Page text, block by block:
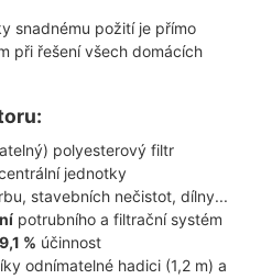
snadnému požití je přímo
při řešení všech domácích
polyesterový filtr
jednotky
stavebních nečistot, dílny...
potrubního a filtrační systém
% účinnost
odnímatelné hadici (1,2 m) a